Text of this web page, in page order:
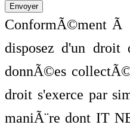
ConformÃ©ment Ã
disposez d'un
donnÃ©es
droit s'exerce par
maniÃ¨re dont IT